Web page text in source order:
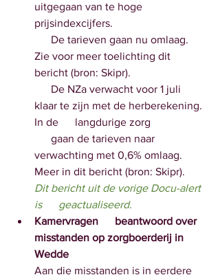
uitgegaan van te hoge
prijsindexcijfers.
Zie voor meer toelichting dit
bericht (bron: Skipr).
klaar te zijn met de herberekening.
In de      langdurige zorg
verwachting met 0,6% omlaag.
Meer in dit bericht (bron: Skipr).
Dit bericht uit de vorige Docu-alert
is      geactualiseerd.
Kamervragen      beantwoord over
misstanden op zorgboerderij in
Wedde
Aan die misstanden is in eerdere